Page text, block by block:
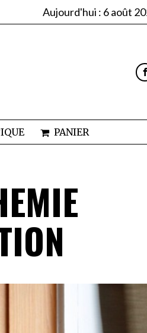
Aujourd'hui : 6 août
PANIER